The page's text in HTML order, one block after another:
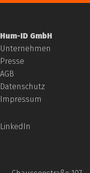
Hum-ID GmbH
Unternehmen
Presse
AGB
Datenschutz
Impressum
LinkedIn